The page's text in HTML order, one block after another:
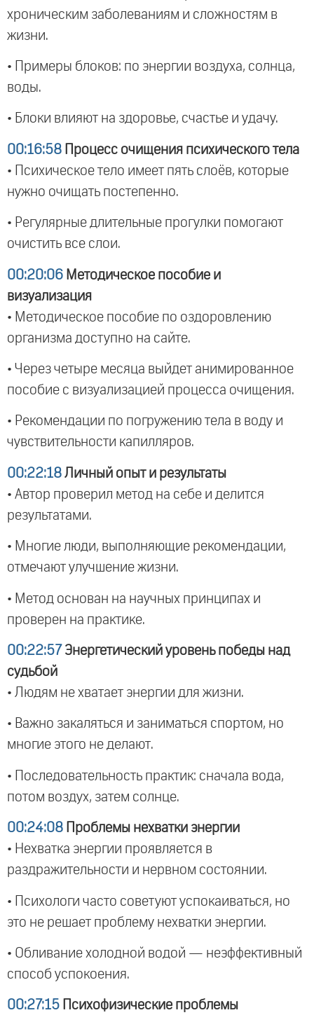
хроническим заболеваниям и сложностям в
жизни.
• Примеры блоков: по энергии воздуха, солнца,
воды.
• Блоки влияют на здоровье, счастье и удачу.
00:16:58 Процесс очищения психического тела
• Психическое тело имеет пять слоёв, которые
нужно очищать постепенно.
• Регулярные длительные прогулки помогают
очистить все слои.
00:20:06 Методическое пособие и
визуализация
• Методическое пособие по оздоровлению
организма доступно на сайте.
• Через четыре месяца выйдет анимированное
пособие с визуализацией процесса очищения.
• Рекомендации по погружению тела в воду и
чувствительности капилляров.
00:22:18 Личный опыт и результаты
• Автор проверил метод на себе и делится
результатами.
• Многие люди, выполняющие рекомендации,
отмечают улучшение жизни.
• Метод основан на научных принципах и
проверен на практике.
00:22:57 Энергетический уровень победы над
судьбой
• Людям не хватает энергии для жизни.
• Важно закаляться и заниматься спортом, но
многие этого не делают.
• Последовательность практик: сначала вода,
потом воздух, затем солнце.
00:24:08 Проблемы нехватки энергии
• Нехватка энергии проявляется в
раздражительности и нервном состоянии.
• Психологи часто советуют успокаиваться, но
это не решает проблему нехватки энергии.
• Обливание холодной водой — неэффективный
способ успокоения.
00:27:15 Психофизические проблемы